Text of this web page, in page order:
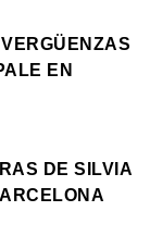
EN
DE SILVIA